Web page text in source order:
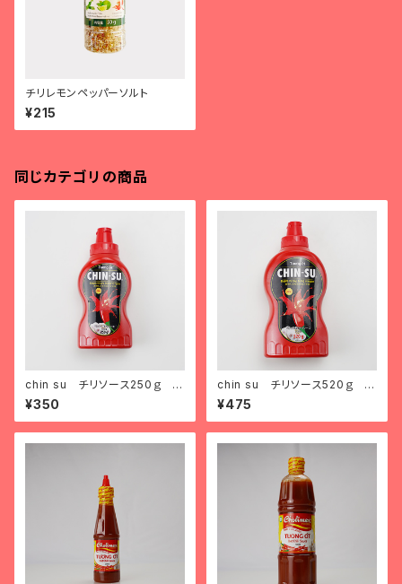
チリレモンペッパーソルト
¥215
同じカテゴリの商品
chin su チリソース250ｇ tư
ơng ớt chin su loại nhỏ
¥350
chin su チリソース520ｇ tư
ơng ớt chin su loại to
¥475